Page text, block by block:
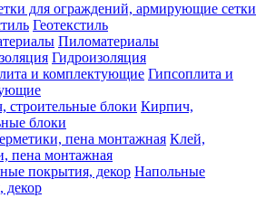
для ограждений, армирующие сетки
Геотекстиль
Пиломатериалы
Гидроизоляция
Гипсоплита и
Кирпич,
блоки
Клей,
пена монтажная
Напольные
декор